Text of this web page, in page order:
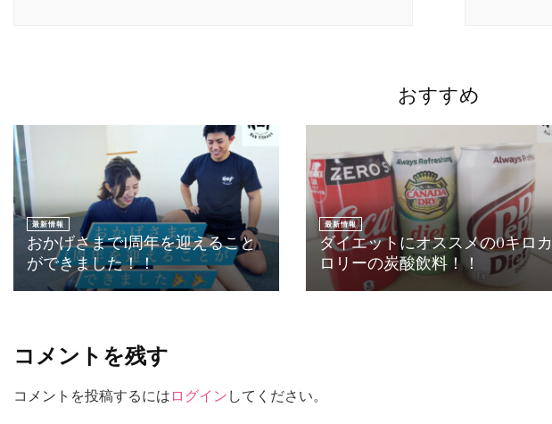
おすすめ
最新情報
おかげさまで1周年を迎えること
ができました！！
最新情報
ダイエットにオススメの0キロカ
ロリーの炭酸飲料！！
コメントを残す
コメントを投稿するにはログインしてください。